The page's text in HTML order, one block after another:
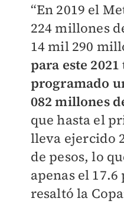
“En 2019 el
224 millones
14 mil 290
para este
programado
082 millones
que hasta el
lleva ejercido
de pesos, lo
apenas el
resaltó la